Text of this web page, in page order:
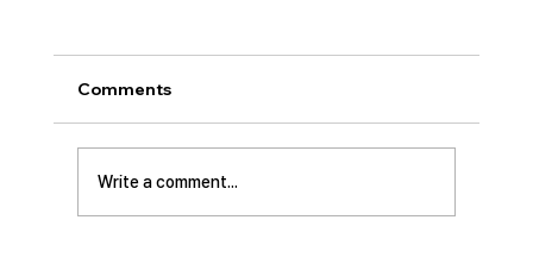
오늘날 성도로서 올바른 신앙생활을 하는 데 걸
림돌이 되는 세 가지가 있습니다. 첫째는 안일주
의입니다. 산업혁명 이후 급속도로 발전한 물질
문명은 우리의 삶을 매우 편리하게 만들어 주었
Comments
Write a comment...